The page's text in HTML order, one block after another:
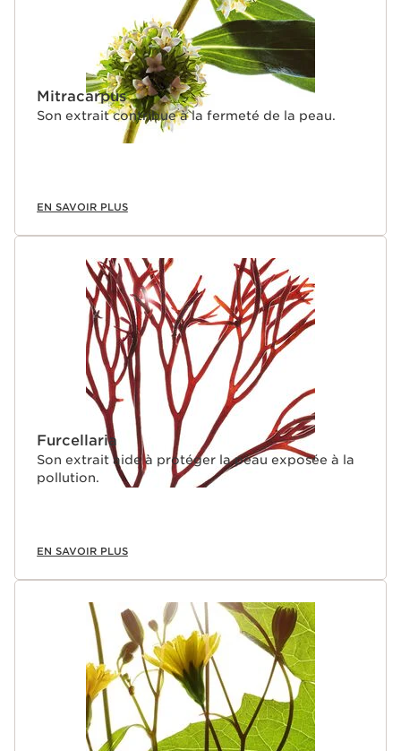
Mitracarpus
Son extrait contribue à la fermeté de la peau.
EN SAVOIR PLUS
Furcellaria
Son extrait aide à protéger la peau exposée à la
pollution.
EN SAVOIR PLUS